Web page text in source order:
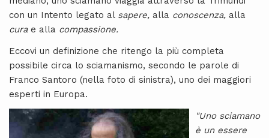
con un Intento legato al sapere, alla conoscenza, alla
curae alla compassione.
Eccovi un definizione che ritengo la più completa
possibile circa lo sciamanismo, secondo le parole di
Franco Santoro (nella foto di sinistra), uno dei maggiori
esperti in Europa.
"Uno sciamano
è un essere